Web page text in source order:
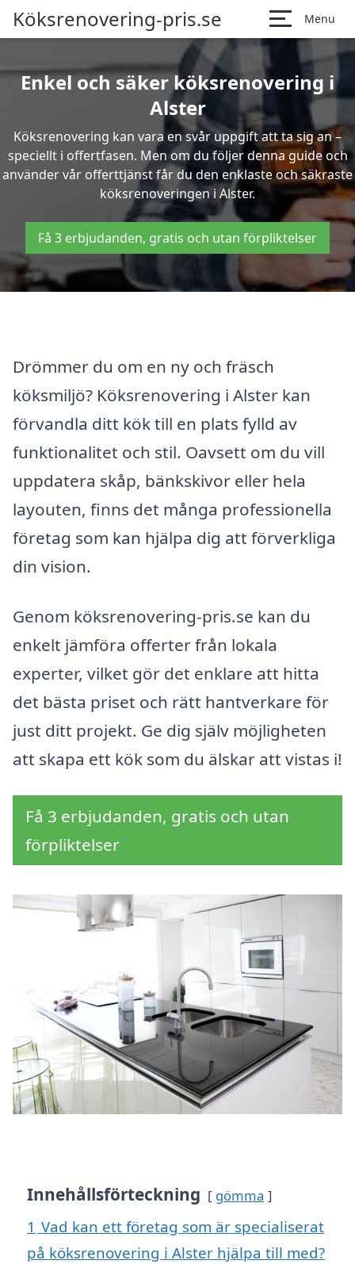
Köksrenovering-pris.se Menu
Enkel och säker köksrenovering i
Alster
Köksrenovering kan vara en svår uppgift att ta sig an –
speciellt i offertfasen. Men om du följer denna guide och
använder vår offerttjänst får du den enklaste och säkraste
köksrenoveringen i Alster.
Få 3 erbjudanden, gratis och utan förpliktelser
Drömmer du om en ny och fräsch
köksmiljö? Köksrenovering i Alster kan
förvandla ditt kök till en plats fylld av
funktionalitet och stil. Oavsett om du vill
uppdatera skåp, bänkskivor eller hela
layouten, finns det många professionella
företag som kan hjälpa dig att förverkliga
din vision.
Genom köksrenovering-pris.se kan du
enkelt jämföra offerter från lokala
experter, vilket gör det enklare att hitta
det bästa priset och rätt hantverkare för
just ditt projekt. Ge dig själv möjligheten
att skapa ett kök som du älskar att vistas i!
Få 3 erbjudanden, gratis och utan
förpliktelser
Innehållsförteckning gömma
1 Vad kan ett företag som är specialiserat
på köksrenovering i Alster hjälpa till med?